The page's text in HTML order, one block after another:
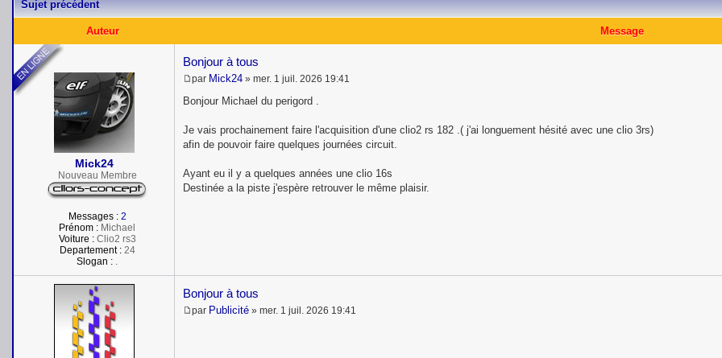
Sujet précédent
Auteur Message
Mick24
Nouveau Membre
Messages : 2
Prénom : Michael
Voiture :Clio2 rs3
Departement :24
Slogan : .
Bonjour à tous
M
e
a
g
par Mick24 » mer. 1 juil. 2026 19:41
Bonjour Michael du perigord .
Je vais prochainement faire l'acquisition d'une clio2 rs 182 .( j'ai longuement hésité avec une clio 3rs)
afin de pouvoir faire quelques journées circuit.
Ayant eu il y a quelques années une clio 16s
Destinée a la piste j'espère retrouver le même plaisir.
Bonjour à tous
M
par Publicité » mer. 1 juil. 2026 19:41